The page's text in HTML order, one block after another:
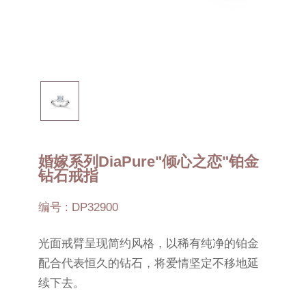
婚嫁系列DiaPure"倾心之恋"铂金
钻石戒指
编号 : DP32900
光面戒臂呈现简约风格，以稀有纯净的铂金
配合代表恒久的钻石，将爱情坚定不移地延
续下去。